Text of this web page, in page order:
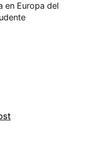
en Europa del